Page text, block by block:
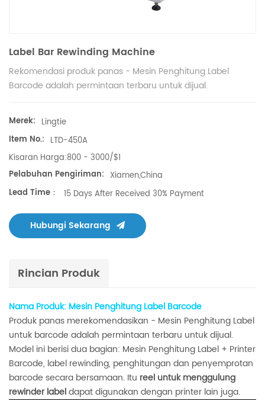
Label Bar Rewinding Machine
Rekomendasi produk panas - Mesin Penghitung Label
Barcode adalah permintaan terbaru untuk dijual.
Merek: Lingtie
Item No.: LTD-450A
Kisaran Harga:800 - 3000/$1
Pelabuhan Pengiriman: Xiamen,China
Lead Time：
15 Days After Received 30% Payment
Hubungi Sekarang
Rincian Produk
Nama Produk: Mesin Penghitung Label Barcode
Produk panas merekomendasikan - Mesin Penghitung Label
untuk barcode adalah permintaan terbaru untuk dijual.
Model ini berisi dua bagian: Mesin Penghitung Label + Printer
Barcode, label rewinding, penghitungan dan penyemprotan
barcode secara bersamaan. Itu reel untuk menggulung
rewinder labeldapat digunakan dengan printer lain juga.